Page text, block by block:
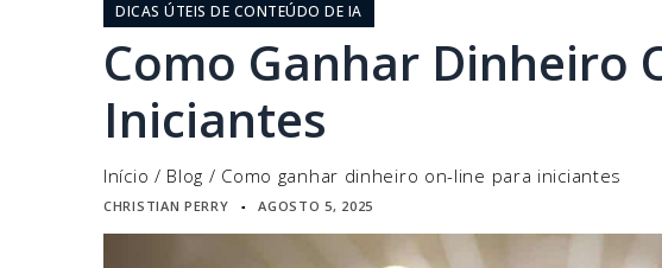
conteúdo
DICAS ÚTEIS DE CONTEÚDO DE IA
Como Ganhar Dinheiro
Iniciantes
Início / Blog / Como ganhar dinheiro on-line para iniciantes
CHRISTIAN PERRY ▪ AGOSTO 5, 2025